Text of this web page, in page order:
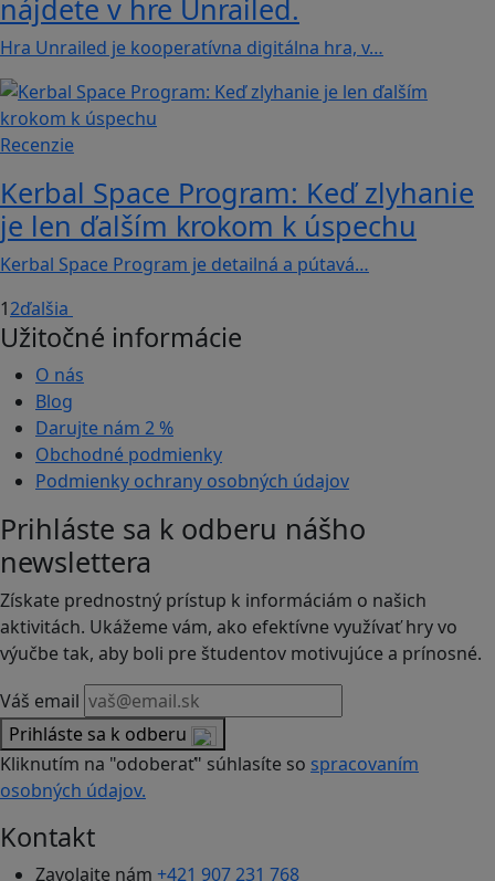
nájdete v hre Unrailed.
Hra Unrailed je kooperatívna digitálna hra, v…
Recenzie
Kerbal Space Program: Keď zlyhanie
je len ďalším krokom k úspechu
Kerbal Space Program je detailná a pútavá…
12ďalšia
Užitočné informácie
O nás
Blog
Darujte nám 2 %
Obchodné podmienky
Podmienky ochrany osobných údajov
Prihláste sa k odberu nášho
newslettera
Získate prednostný prístup k informáciám o našich
aktivitách. Ukážeme vám, ako efektívne využívať hry vo
výučbe tak, aby boli pre študentov motivujúce a prínosné.
Váš email
Prihláste sa k odberu
Kliknutím na "odoberať" súhlasíte so spracovaním
osobných údajov.
Kontakt
Zavolajte nám +421 907 231 768